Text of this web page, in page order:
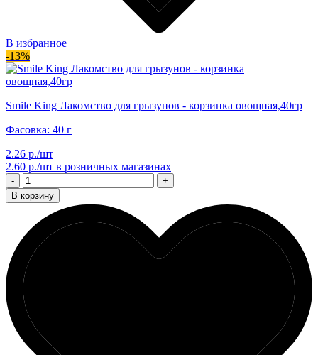
В избранное
-13%
Smile King Лакомство для грызунов - корзинка овощная,40гр
Фасовка: 40 г
2.26 р./шт
2.60 р./шт в розничных магазинах
-
+
В корзину